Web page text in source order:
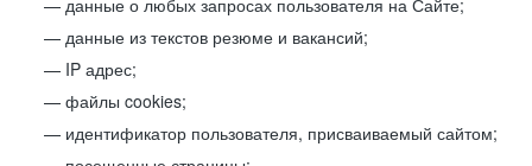
данные о любых запросах пользователя на Сайте;
данные из текстов резюме и вакансий;
IP адрес;
файлы cookies;
идентификатор пользователя, присваиваемый сайтом;